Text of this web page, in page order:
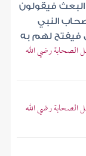
فيقولون
النبي
فيفتح لهم به
رضي الله
رضي الله